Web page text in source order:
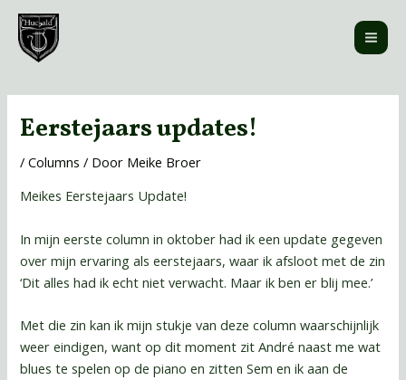
naar
Eerstejaars updates!
/Columns / Door Meike Broer
Meikes Eerstejaars Update!
In mijn eerste column in oktober had ik een update gegeven
over mijn ervaring als eerstejaars, waar ik afsloot met de zin
‘Dit alles had ik echt niet verwacht. Maar ik ben er blij mee.’
Met die zin kan ik mijn stukje van deze column waarschijnlijk
weer eindigen, want op dit moment zit André naast me wat
blues te spelen op de piano en zitten Sem en ik aan de